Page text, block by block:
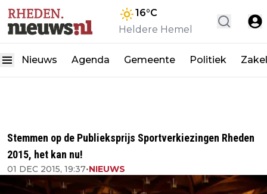
16°C
Heldere Hemel
Nieuws Agenda Gemeente Politiek
Stemmen op de Publieksprijs Sportverkiezingen Rheden
2015, het kan nu!
01 DEC 2015, 19:37•NIEUWS